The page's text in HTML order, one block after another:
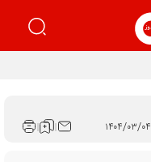
۱۴۰۴/۰۳/۰۴